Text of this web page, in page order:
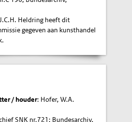
Heldring heeft dit
gegeven aan kunsthandel
/ houder: Hofer, W.A.
SNK nr.721; Bundesarchiv,